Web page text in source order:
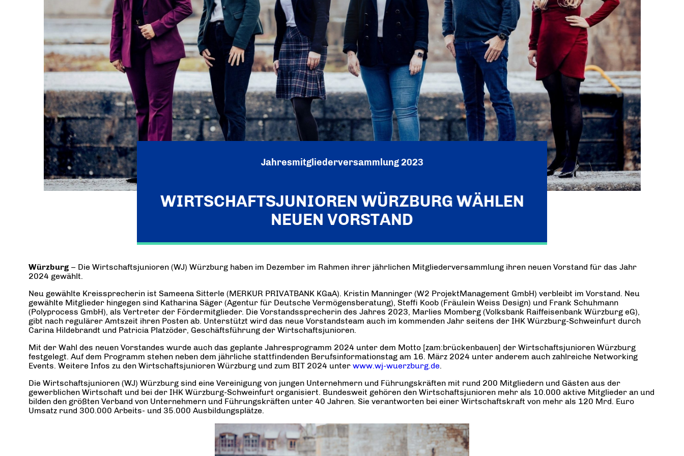
WIRTSCHAFTSJUNIOREN WÜRZBURG WÄHLEN
NEUEN VORSTAND
Jahresmitgliederversammlung 2023
Würzburg – Die Wirtschaftsjunioren (WJ) Würzburg haben im Dezember im Rahmen ihrer jährlichen Mitgliederversammlung ihren neuen Vorstand für das Jahr
2024 gewählt.
Neu gewählte Kreissprecherin ist Sameena Sitterle (MERKUR PRIVATBANK KGaA). Kristin Manninger (W2 ProjektManagement GmbH) verbleibt im Vorstand. Neu
gewählte Mitglieder hingegen sind Katharina Säger (Agentur für Deutsche Vermögensberatung), Steffi Koob (Fräulein Weiss Design) und Frank Schuhmann
(Polyprocess GmbH), als Vertreter der Fördermitglieder. Die Vorstandssprecherin des Jahres 2023, Marlies Momberg (Volksbank Raiffeisenbank Würzburg eG),
gibt nach regulärer Amtszeit ihren Posten ab. Unterstützt wird das neue Vorstandsteam auch im kommenden Jahr seitens der IHK Würzburg-Schweinfurt durch
Carina Hildebrandt und Patricia Platzöder, Geschäftsführung der Wirtschaftsjunioren.
Mit der Wahl des neuen Vorstandes wurde auch das geplante Jahresprogramm 2024 unter dem Motto [zam:brückenbauen] der Wirtschaftsjunioren Würzburg
festgelegt. Auf dem Programm stehen neben dem jährliche stattfindenden Berufsinformationstag am 16. März 2024 unter anderem auch zahlreiche Networking
Events. Weitere Infos zu den Wirtschaftsjunioren Würzburg und zum BIT 2024 unter www.wj-wuerzburg.de.
Die Wirtschaftsjunioren (WJ) Würzburg sind eine Vereinigung von jungen Unternehmern und Führungskräften mit rund 200 Mitgliedern und Gästen aus der
gewerblichen Wirtschaft und bei der IHK Würzburg-Schweinfurt organisiert. Bundesweit gehören den Wirtschaftsjunioren mehr als 10.000 aktive Mitglieder an und
bilden den größten Verband von Unternehmern und Führungskräften unter 40 Jahren. Sie verantworten bei einer Wirtschaftskraft von mehr als 120 Mrd. Euro
Umsatz rund 300.000 Arbeits- und 35.000 Ausbildungsplätze.